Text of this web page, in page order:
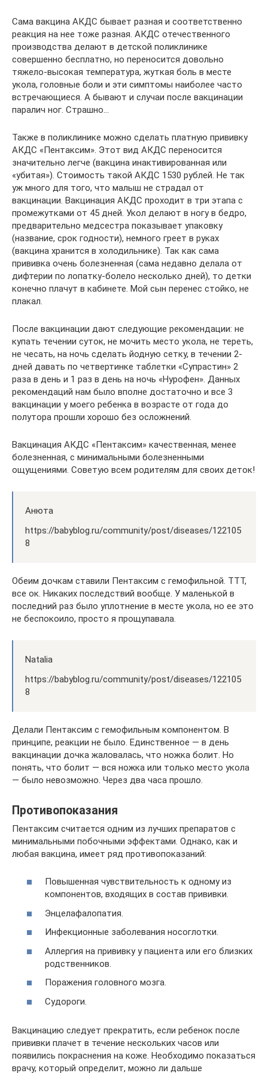
Сама вакцина АКДС бывает разная и соответственно
реакция на нее тоже разная. АКДС отечественного
производства делают в детской поликлинике
совершенно бесплатно, но переносится довольно
тяжело-высокая температура, жуткая боль в месте
укола, головные боли и эти симптомы наиболее часто
встречающиеся. А бывают и случаи после вакцинации
паралич ног. Страшно…
Также в поликлинике можно сделать платную прививку
АКДС «Пентаксим». Этот вид АКДС переносится
значительно легче (вакцина инактивированная или
«убитая»). Стоимость такой АКДС 1530 рублей. Не так
уж много для того, что малыш не страдал от
вакцинации. Вакцинация АКДС проходит в три этапа с
промежутками от 45 дней. Укол делают в ногу в бедро,
предварительно медсестра показывает упаковку
(название, срок годности), немного греет в руках
(вакцина хранится в холодильнике). Так как сама
прививка очень болезненная (сама недавно делала от
дифтерии по лопатку-болело несколько дней), то детки
конечно плачут в кабинете. Мой сын перенес стойко, не
плакал.
После вакцинации дают следующие рекомендации: не
купать течении суток, не мочить место укола, не тереть,
не чесать, на ночь сделать йодную сетку, в течении 2-
дней давать по четвертинке таблетки «Супрастин» 2
раза в день и 1 раз в день на ночь «Нурофен». Данных
рекомендаций нам было вполне достаточно и все 3
вакцинации у моего ребенка в возрасте от года до
полутора прошли хорошо без осложнений.
Вакцинация АКДС «Пентаксим» качественная, менее
болезненная, с минимальными болезненными
ощущениями. Советую всем родителям для своих деток!
Анюта
https://babyblog.ru/community/post/diseases/122105
8
Обеим дочкам ставили Пентаксим с гемофильной. ТТТ,
все ок. Никаких последствий вообще. У маленькой в
последний раз было уплотнение в месте укола, но ее это
не беспокоило, просто я прощупавала.
Natalia
https://babyblog.ru/community/post/diseases/122105
8
Делали Пентаксим с гемофильным компонентом. В
принципе, реакции не было. Единственное — в день
вакцинации дочка жаловалась, что ножка болит. Но
понять, что болит — вся ножка или только место укола
— было невозможно. Через два часа прошло.
Противопоказания
Пентаксим считается одним из лучших препаратов с
минимальными побочными эффектами. Однако, как и
любая вакцина, имеет ряд противопоказаний:
Повышенная чувствительность к одному из
компонентов, входящих в состав прививки.
Энцелафалопатия.
Инфекционные заболевания носоглотки.
Аллергия на прививку у пациента или его близких
родственников.
Поражения головного мозга.
Судороги.
Вакцинацию следует прекратить, если ребенок после
прививки плачет в течение нескольких часов или
появились покраснения на коже. Необходимо показаться
врачу, который определит, можно ли дальше